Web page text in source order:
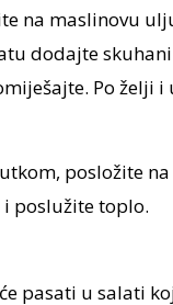
na maslinovu
dodajte
Po želji
posložite
poslužite toplo.
pasati u salati